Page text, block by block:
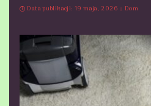
Data publikacji: 19 maja, 2026
Dom